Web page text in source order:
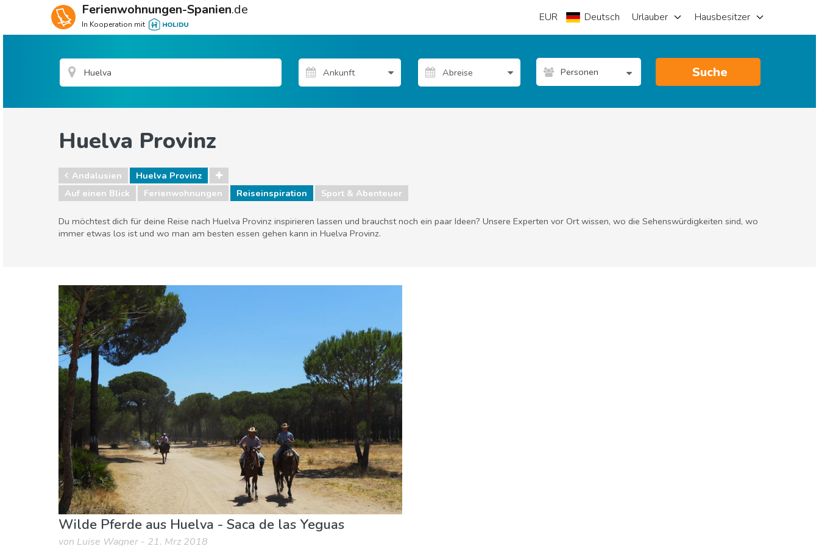
Ferienwohnungen-Spanien.de
In Kooperation mit
EUR Deutsch Urlauber Hausbesitzer
Personen Suche
Huelva Provinz
Andalusien
Huelva Provinz
Auf einen Blick
Ferienwohnungen Reiseinspiration Sport & Abenteuer
Du möchtest dich für deine Reise nach Huelva Provinz inspirieren lassen und brauchst noch ein paar Ideen? Unsere Experten vor Ort wissen, wo die Sehenswürdigkeiten sind, wo
immer etwas los ist und wo man am besten essen gehen kann in Huelva Provinz.
Sport & Abenteuer
Wilde Pferde aus Huelva - Saca de las Yeguas
von Luise Wagner - 21. Mrz 2018